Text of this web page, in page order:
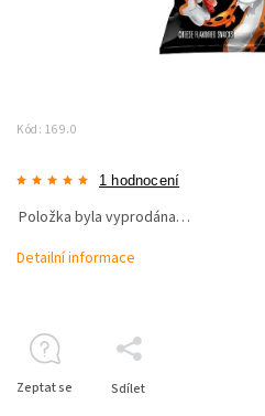
Kód: 169.0
1 hodnocení
Položka byla vyprodána…
Detailní informace
Zeptat se Sdílet